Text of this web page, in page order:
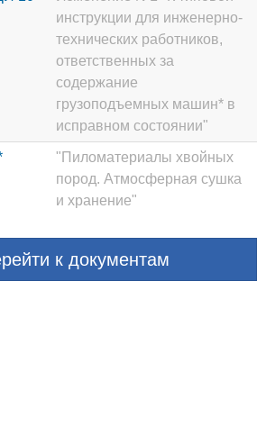
инструкции для инженерно-
технических работников,
ответственных за
содержание
грузоподъемных машин* в
исправном состоянии"
"Пиломатериалы хвойных
пород. Атмосферная сушка
и хранение"
к документам